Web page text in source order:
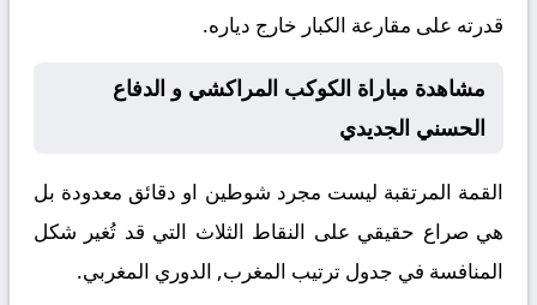
قدرته على مقارعة الكبار خارج دياره.
مشاهدة مباراة الكوكب المراكشي و الدفاع
الحسني الجديدي
القمة المرتقبة ليست مجرد شوطين او دقائق معدودة بل
هي صراع حقيقي على النقاط الثلاث التي قد تُغير شكل
المنافسة في جدول ترتيب المغرب, الدوري المغربي.